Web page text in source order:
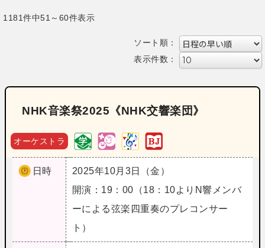
1181件中51～60件表示
ソート順：
表示件数：
NHK音楽祭2025《NHK交響楽団》
オーケストラ
日時
2025年10月3日（金）
開演：19：00（18：10よりN響メンバ
ーによる弦楽四重奏のプレコンサー
ト）